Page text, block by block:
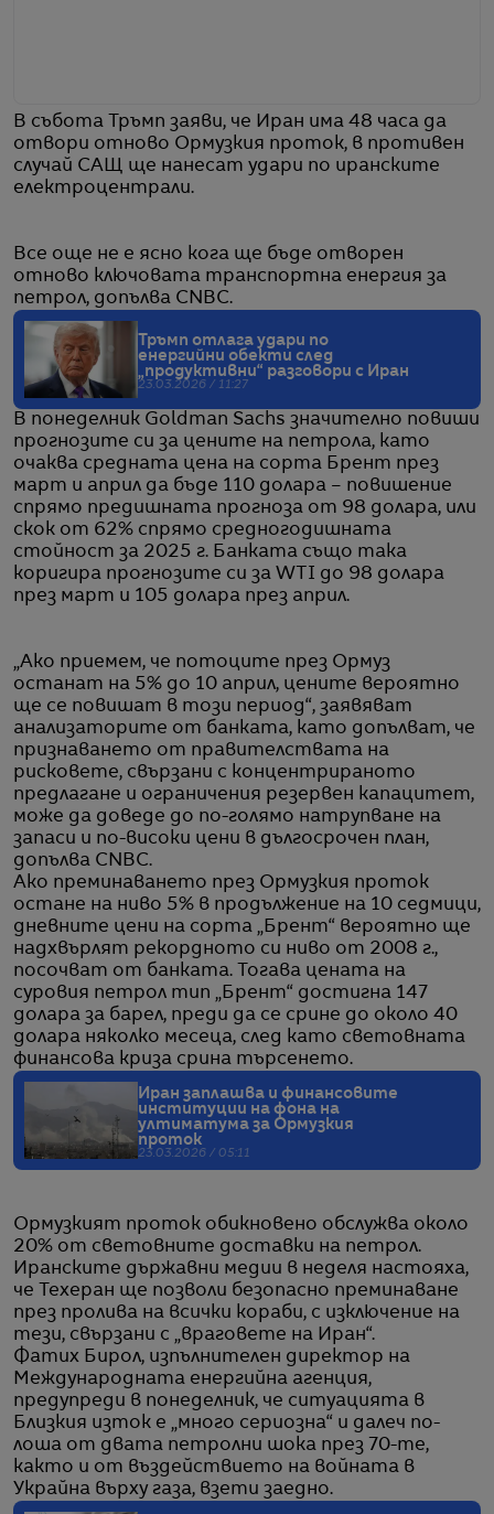
В събота Тръмп заяви, че Иран има 48 часа да
отвори отново Ормузкия проток, в противен
случай САЩ ще нанесат удари по иранските
електроцентрали.
Все още не е ясно кога ще бъде отворен
отново ключовата транспортна енергия за
петрол, допълва CNBC.
Тръмп отлага удари по
енергийни обекти след
„продуктивни“ разговори с Иран
23.03.2026 / 11:27
В понеделник Goldman Sachs значително повиши
прогнозите си за цените на петрола, като
очаква средната цена на сорта Брент през
март и април да бъде 110 долара – повишение
спрямо предишната прогноза от 98 долара, или
скок от 62% спрямо средногодишната
стойност за 2025 г. Банката също така
коригира прогнозите си за WTI до 98 долара
през март и 105 долара през април.
„Ако приемем, че потоците през Ормуз
останат на 5% до 10 април, цените вероятно
ще се повишат в този период“, заявяват
анализаторите от банката, като допълват, че
признаването от правителствата на
рисковете, свързани с концентрираното
предлагане и ограничения резервен капацитет,
може да доведе до по-голямо натрупване на
запаси и по-високи цени в дългосрочен план,
допълва CNBC.
Ако преминаването през Ормузкия проток
остане на ниво 5% в продължение на 10 седмици,
дневните цени на сорта „Брент“ вероятно ще
надхвърлят рекордното си ниво от 2008 г.,
посочват от банката. Тогава цената на
суровия петрол тип „Брент“ достигна 147
долара за барел, преди да се срине до около 40
долара няколко месеца, след като световната
финансова криза срина търсенето.
Иран заплашва и финансовите
институции на фона на
ултиматума за Ормузкия
проток
23.03.2026 / 05:11
Ормузкият проток обикновено обслужва около
20% от световните доставки на петрол.
Иранските държавни медии в неделя настояха,
че Техеран ще позволи безопасно преминаване
през пролива на всички кораби, с изключение на
тези, свързани с „враговете на Иран“.
Фатих Бирол, изпълнителен директор на
Международната енергийна агенция,
предупреди в понеделник, че ситуацията в
Близкия изток е „много сериозна“ и далеч по-
лоша от двата петролни шока през 70-те,
както и от въздействието на войната в
Украйна върху газа, взети заедно.